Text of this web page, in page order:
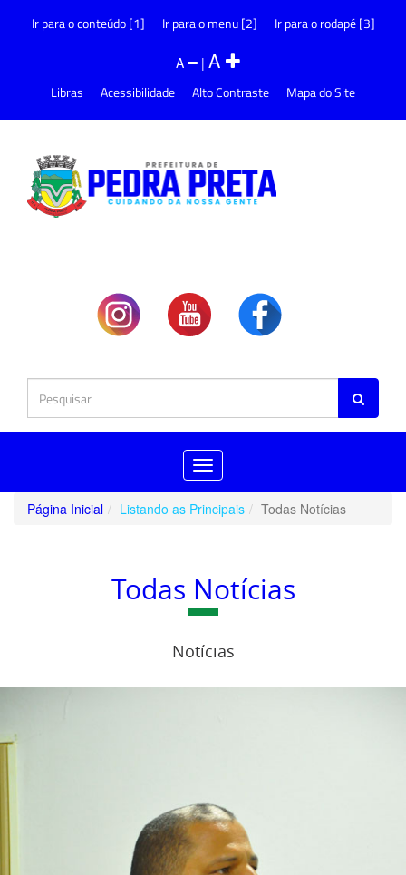
Ir para o conteúdo [1] Ir para o menu [2] Ir para o rodapé [3]
A |A
Libras Acessibilidade Alto Contraste Mapa do Site
Toggle
navigation
Página Inicial
Listando as Principais Todas Notícias
Todas Notícias
Notícias